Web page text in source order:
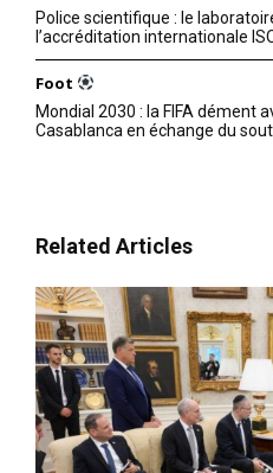
Insight
À propos
Nous contacter
Formules d’abonnement
Police scientifique : le
l’accréditation internationale
Foot
Mondial 2030 : la FIFA dément
Casablanca en échange du
Related Articles